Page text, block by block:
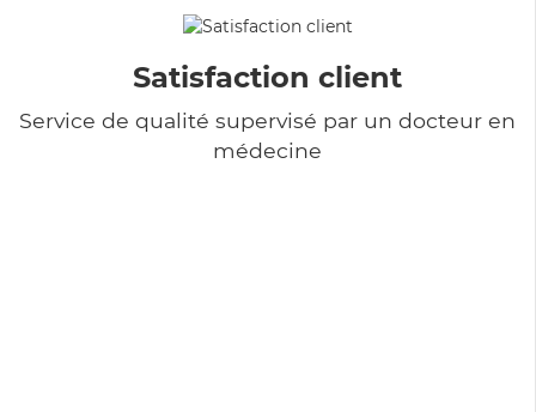
Satisfaction client
Service de qualité supervisé par un docteur en
médecine